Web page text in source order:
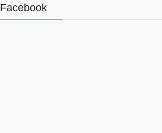
Facebook